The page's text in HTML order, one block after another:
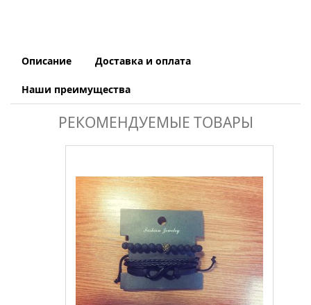
Описание Доставка и оплата
Наши преимущества
РЕКОМЕНДУЕМЫЕ ТОВАРЫ